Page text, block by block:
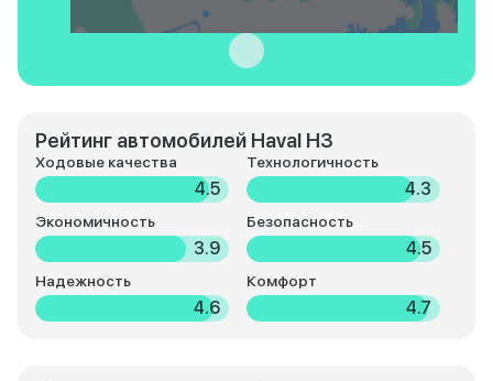
Рейтинг автомобилей Haval H3
Ходовые качества
4.5
Технологичность
4.3
Экономичность
3.9
Безопасность
4.5
Надежность
4.6
Комфорт
4.7